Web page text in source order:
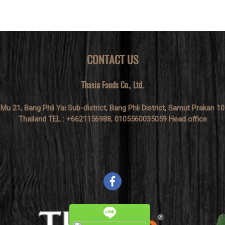
CONTACT US
Thasia Foods Co., Ltd.
21, Bang Phli Yai Sub-district, Bang Phli District, Samut Prakan
Thailand TEL : +6621156988, 0105560035059 Head office